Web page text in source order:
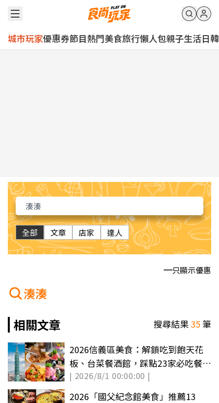
城市玩家優惠券節目熱門美食旅行懶人包親子生活日韓
全部 文章 店家 達人
只顯示優惠
湊湊
相關文章
搜尋結果35筆
2026信義區美食：解鎖吃到飽天花
板、台菜餐酒館，踩點23家必吃餐
廳！
| 2026/8/1 00:00:00 |
2026「國父紀念館美食」推薦13